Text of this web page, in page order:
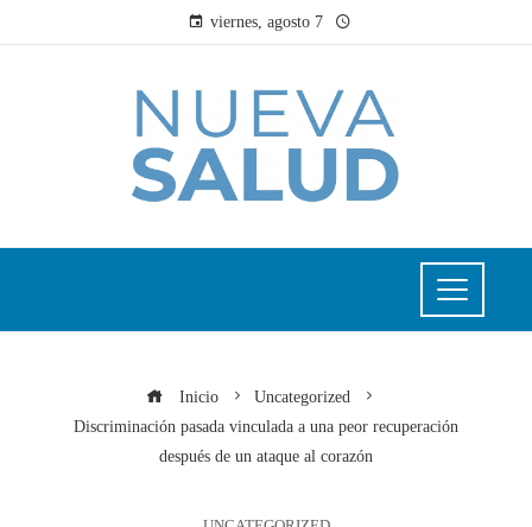
viernes, agosto 7
Inicio
Uncategorized
Discriminación pasada vinculada a una peor recuperación
después de un ataque al corazón